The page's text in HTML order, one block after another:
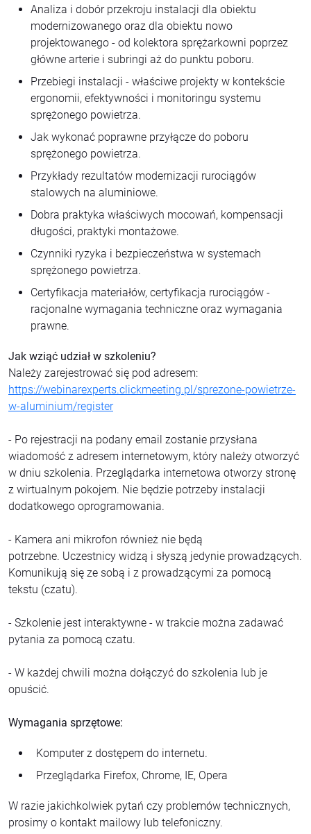
Analiza i dobór przekroju instalacji dla obiektu
modernizowanego oraz dla obiektu nowo
projektowanego - od kolektora sprężarkowni poprzez
główne arterie i subringi aż do punktu poboru.
Przebiegi instalacji - właściwe projekty w kontekście
ergonomii, efektywności i monitoringu systemu
sprężonego powietrza.
Jak wykonać poprawne przyłącze do poboru
sprężonego powietrza.
Przykłady rezultatów modernizacji rurociągów
stalowych na aluminiowe.
Dobra praktyka właściwych mocowań, kompensacji
długości, praktyki montażowe.
Czynniki ryzyka i bezpieczeństwa w systemach
sprężonego powietrza.
Certyfikacja materiałów, certyfikacja rurociągów -
racjonalne wymagania techniczne oraz wymagania
prawne.
Jak wziąć udział w szkoleniu?
Należy zarejestrować się pod adresem:
https://webinarexperts.clickmeeting.pl/sprezone-powietrze-
w-aluminium/register
- Po rejestracji na podany email zostanie przysłana
wiadomość z adresem internetowym, który należy otworzyć
w dniu szkolenia. Przeglądarka internetowa otworzy stronę
z wirtualnym pokojem. Nie będzie potrzeby instalacji
dodatkowego oprogramowania.
- Kamera ani mikrofon również nie będą
potrzebne. Uczestnicy widzą i słyszą jedynie prowadzących.
Komunikują się ze sobą i z prowadzącymi za pomocą
tekstu (czatu).
- Szkolenie jest interaktywne - w trakcie można zadawać
pytania za pomocą czatu.
- W każdej chwili można dołączyć do szkolenia lub je
opuścić.
Wymagania sprzętowe:
Komputer z dostępem do internetu.
Przeglądarka Firefox, Chrome, IE, Opera
W razie jakichkolwiek pytań czy problemów technicznych,
prosimy o kontakt mailowy lub telefoniczny.